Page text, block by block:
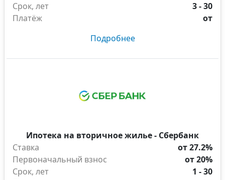
Срок, лет
3 - 30
Платёж
от
Подробнее
Ипотека на вторичное жилье - Сбербанк
Ставка
от 27.2%
Первоначальный взнос
от 20%
Срок, лет
1 - 30